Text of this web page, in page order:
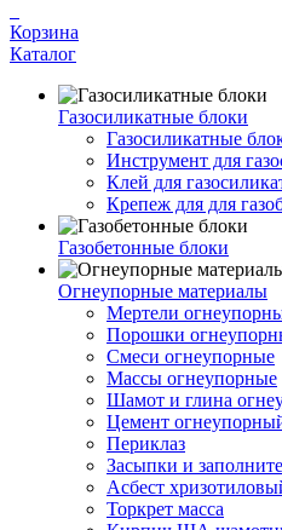
Корзина
Каталог
Газосиликатные блоки
Газосиликатные
Инструмент для
Клей для
Крепеж для для
Газобетонные блоки
Огнеупорные материалы
Мертели
Порошки
Смеси огнеупорные
Массы огнеупорные
Шамот и глина
Цемент
Периклаз
Засыпки и
Асбест
Торкрет масса